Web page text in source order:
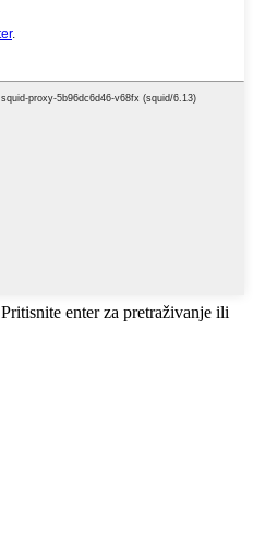
Pritisnite enter za pretraživanje ili